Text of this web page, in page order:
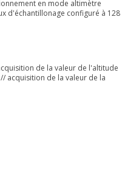
en mode altimètre
d'échantillonage configuré à 128
de la valeur de l'altitude
acquisition de la valeur de la